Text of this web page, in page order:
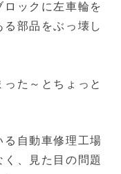
ックに左車輪を
部品をぶっ壊し
た～とちょっと
る自動車修理工場
、見た目の問題